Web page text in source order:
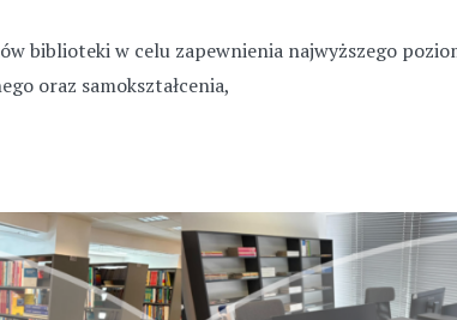
biblioteki w celu zapewnienia najwyższego
oraz samokształcenia,